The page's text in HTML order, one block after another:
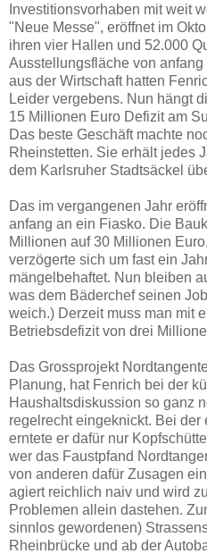
Investitionsvorhaben mit weit
"Neue Messe", eröffnet im
ihren vier Hallen und 52.000
Ausstellungsfläche von
aus der Wirtschaft hatten
Leider vergebens. Nun hängt
15 Millionen Euro Defizit am
Das beste Geschäft machte
Rheinstetten. Sie erhält jedes
dem Karlsruher Stadtsäckel
Das im vergangenen Jahr
anfang an ein Fiasko. Die
Millionen auf 30 Millionen
verzögerte sich um fast ein
mängelbehaftet. Nun bleiben
was dem Bäderchef seinen
weich.) Derzeit muss man mit
Betriebsdefizit von drei
Das Grossprojekt
Planung, hat Fenrich bei der
Haushaltsdiskussion so ganz
regelrecht eingeknickt. Bei
erntete er dafür nur
wer das Faustpfand
von anderen dafür Zusagen
agiert reichlich naiv und wird
Problemen allein dastehen.
sinnlos gewordenen)
Rheinbrücke und ab der